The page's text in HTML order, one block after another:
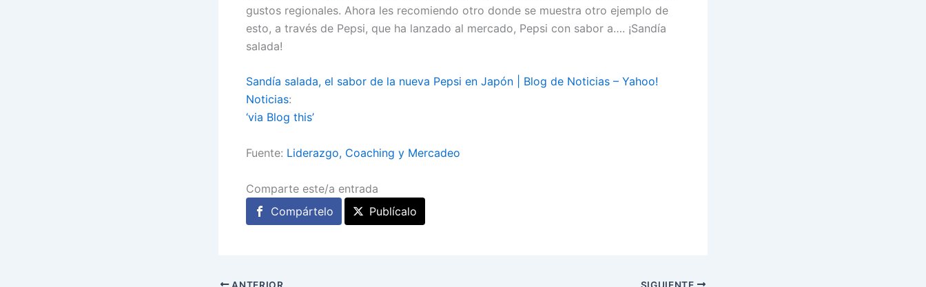
gustos regionales. Ahora les recomiendo otro donde se muestra otro ejemplo de
esto, a través de Pepsi, que ha lanzado al mercado, Pepsi con sabor a…. ¡Sandía
salada!
Sandía salada, el sabor de la nueva Pepsi en Japón | Blog de Noticias – Yahoo!
Noticias:
‘via Blog this’
Fuente: Liderazgo, Coaching y Mercadeo
Comparte este/a entrada
Compártelo
Publícalo
ANTERIOR SIGUIENTE